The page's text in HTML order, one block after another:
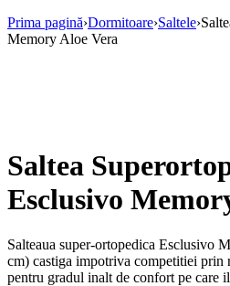
Prima pagină›Dormitoare›Saltele›
Memory Aloe Vera
Saltea
Esclusivo
Salteaua super-ortopedica Esclusivo
cm) castiga impotriva competitiei prin
pentru gradul inalt de confort pe care